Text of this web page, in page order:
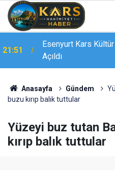
21:51
Esenyurt Kars
21:19
Bingöl’de 16
Mahsur kalanları
Anasayfa Gündem
buzu kırıp balık tuttular
Yüzeyi buz tutan
kırıp balık tuttular